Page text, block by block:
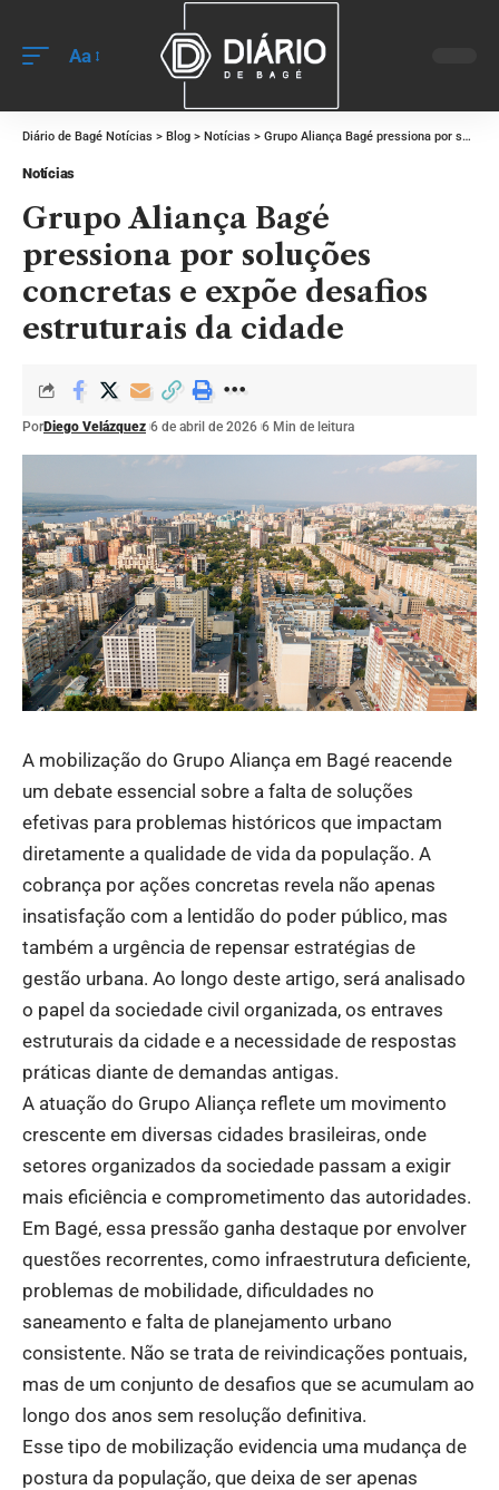
Aa
Diário de Bagé Notícias > Blog > Notícias > Grupo Aliança Bagé pressiona por soluções concretas e expõe desafios estruturais da cidade
Notícias
Grupo Aliança Bagé
pressiona por soluções
concretas e expõe desafios
estruturais da cidade
PorDiego Velázquez 6 de abril de 2026 6 Min de leitura
A mobilização do Grupo Aliança em Bagé reacende
um debate essencial sobre a falta de soluções
efetivas para problemas históricos que impactam
diretamente a qualidade de vida da população. A
cobrança por ações concretas revela não apenas
insatisfação com a lentidão do poder público, mas
também a urgência de repensar estratégias de
gestão urbana. Ao longo deste artigo, será analisado
o papel da sociedade civil organizada, os entraves
estruturais da cidade e a necessidade de respostas
práticas diante de demandas antigas.
A atuação do Grupo Aliança reflete um movimento
crescente em diversas cidades brasileiras, onde
setores organizados da sociedade passam a exigir
mais eficiência e comprometimento das autoridades.
Em Bagé, essa pressão ganha destaque por envolver
questões recorrentes, como infraestrutura deficiente,
problemas de mobilidade, dificuldades no
saneamento e falta de planejamento urbano
consistente. Não se trata de reivindicações pontuais,
mas de um conjunto de desafios que se acumulam ao
longo dos anos sem resolução definitiva.
Esse tipo de mobilização evidencia uma mudança de
postura da população, que deixa de ser apenas